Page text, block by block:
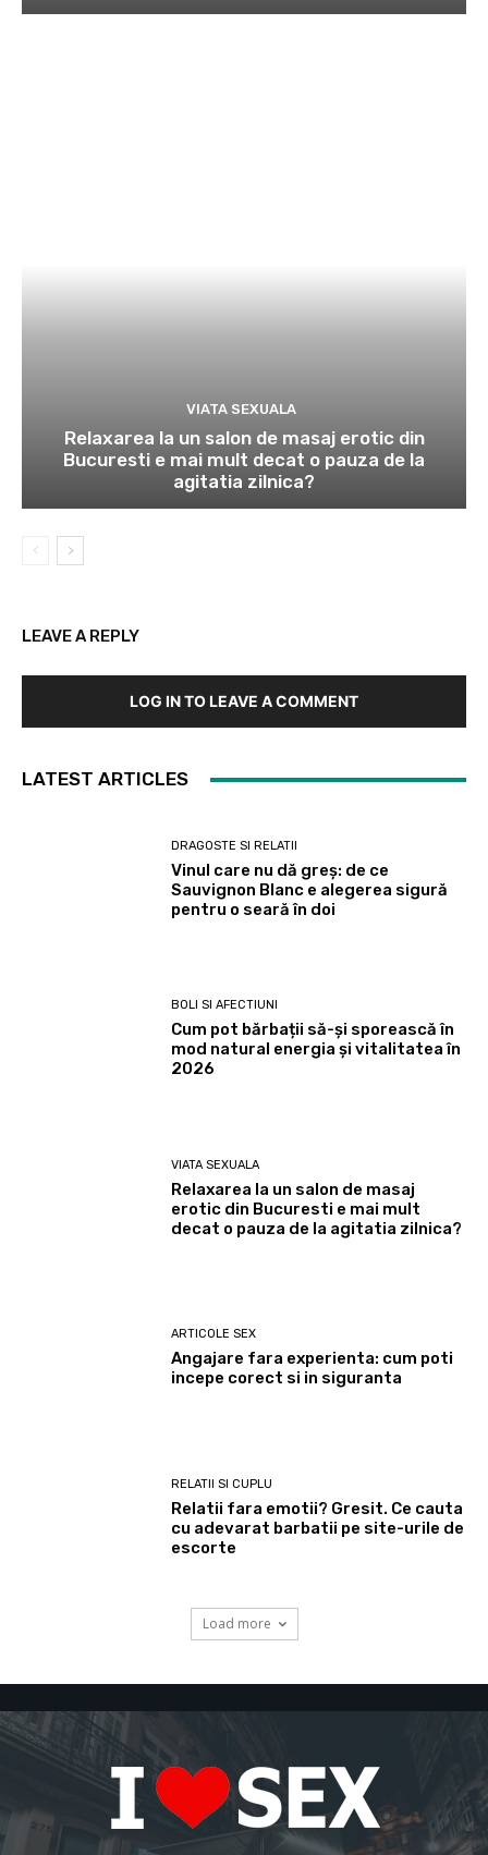
VIATA SEXUALA
Relaxarea la un salon de masaj erotic din
Bucuresti e mai mult decat o pauza de la
agitatia zilnica?
LEAVE A REPLY
LOG IN TO LEAVE A COMMENT
LATEST ARTICLES
DRAGOSTE SI RELATII
Vinul care nu dă greș: de ce
Sauvignon Blanc e alegerea sigură
pentru o seară în doi
BOLI SI AFECTIUNI
Cum pot bărbații să-și sporească în
mod natural energia și vitalitatea în
2026
VIATA SEXUALA
Relaxarea la un salon de masaj
erotic din Bucuresti e mai mult
decat o pauza de la agitatia zilnica?
ARTICOLE SEX
Angajare fara experienta: cum poti
incepe corect si in siguranta
RELATII SI CUPLU
Relatii fara emotii? Gresit. Ce cauta
cu adevarat barbatii pe site-urile de
escorte
Load more